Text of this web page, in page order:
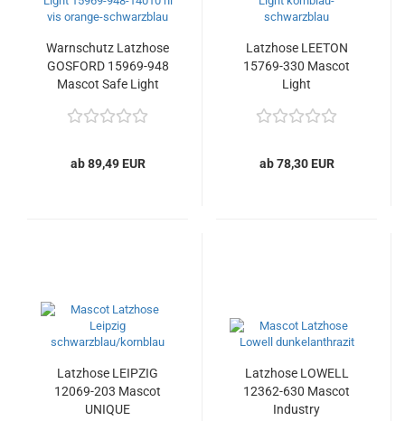
Warnschutz Latzhose
GOSFORD 15969-948
Mascot Safe Light
ab 89,49 EUR
Latzhose LEETON
15769-330 Mascot
Light
ab 78,30 EUR
Latzhose LEIPZIG
12069-203 Mascot
UNIQUE
Latzhose LOWELL
12362-630 Mascot
Industry